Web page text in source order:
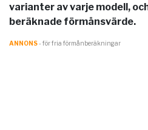
varianter av varje modell,
beräknade förmånsvärde.
ANNONS- för fria förmånberäkningar